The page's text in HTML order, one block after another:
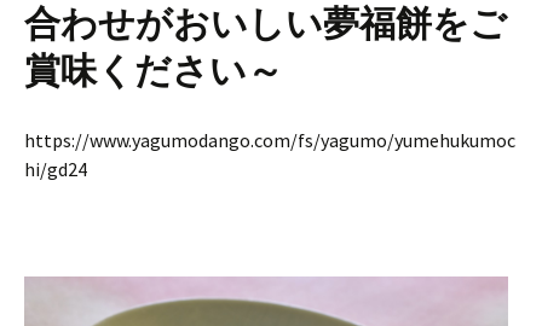
合わせがおいしい夢福餅をご
賞味ください～
https://www.yagumodango.com/fs/yagumo/yumehukumoc
hi/gd24